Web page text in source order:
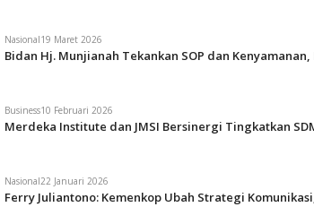
Nasional19 Maret 2026
Bidan Hj. Munjianah Tekankan SOP dan
Business10 Februari 2026
Merdeka Institute dan JMSI Bersinergi Tingkatkan
Nasional22 Januari 2026
Ferry Juliantono: Kemenkop Ubah Strategi